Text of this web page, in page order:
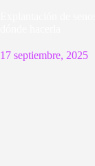
17 septiembre, 2025